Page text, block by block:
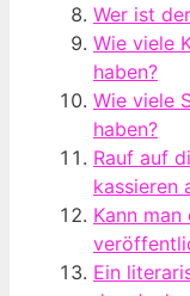
Wer ist
Wie viele
haben?
Wie viele
haben?
Rauf auf
kassieren
Kann
Ein